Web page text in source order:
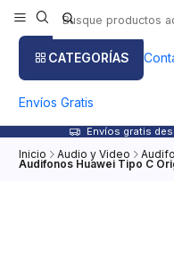
CATEGORÍAS
Envíos Gratis
Envíos gratis
Inicio Audio y Video
Audifonos Huawei Tipo C